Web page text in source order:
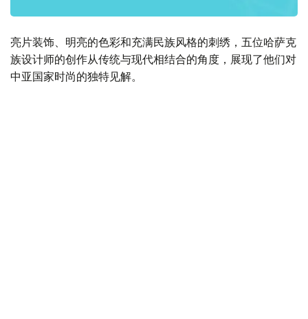
亮片装饰、明亮的色彩和充满民族风格的刺绣，五位哈萨克
族设计师的创作从传统与现代相结合的角度，展现了他们对
中亚国家时尚的独特见解。